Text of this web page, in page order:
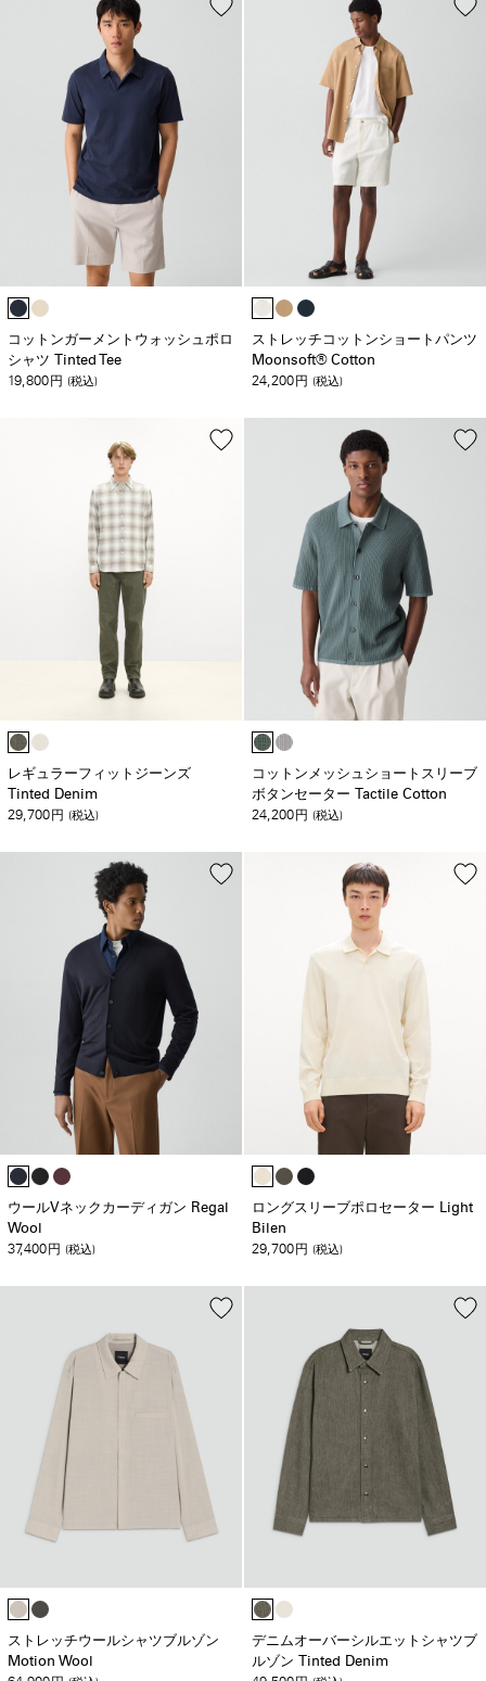
コットンガーメントウォッシュポロ
シャツ Tinted Tee
19,800 円 (税込)
ストレッチコットンショートパンツ
Moonsoft® Cotton
24,200 円 (税込)
レギュラーフィットジーンズ
Tinted Denim
29,700円 (税込)
コットンメッシュショートスリーブ
ボタンセーター Tactile Cotton
24,200円 (税込)
ウールVネックカーディガン Regal
Wool
37,400円 (税込)
ロングスリーブポロセーター Light
Bilen
29,700円 (税込)
ストレッチウールシャツブルゾン
Motion Wool
デニムオーバーシルエットシャツブ
ルゾン Tinted Denim